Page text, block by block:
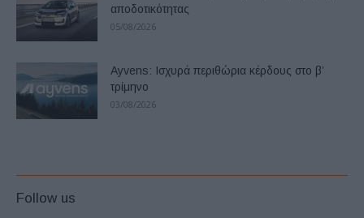
αποδοτικότητας
05/08/2026
Ayvens: Iσχυρά περιθώρια κέρδους στο β’
τρίμηνο
03/08/2026
Follow us